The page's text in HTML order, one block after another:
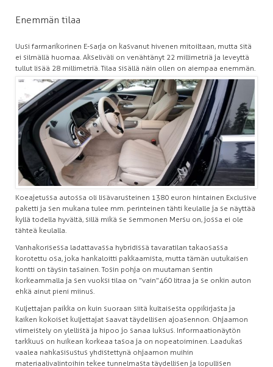
Enemmän tilaa
Uusi farmarikorinen E-sarja on kasvanut hivenen mitoiltaan, mutta sitä
ei silmällä huomaa. Akseliväli on venähtänyt 22 millimetriä ja leveyttä
tullut lisää 28 millimetriä. Tilaa sisällä näin ollen on aiempaa enemmän.
Koeajetussa autossa oli lisävarusteinen 1380 euron hintainen Exclusive
paketti ja sen mukana tulee mm. perinteinen tähti keulalle ja se näyttää
kyllä todella hyvältä, sillä mikä se semmonen Mersu on, jossa ei ole
tähteä keulalla.
Vanhakorisessa ladattavassa hybridissä tavaratilan takaosassa
korotettu osa, joka hankaloitti pakkaamista, mutta tämän uutukaisen
kontti on täysin tasainen. Tosin pohja on muutaman sentin
korkeammalla ja sen vuoksi tilaa on ”vain”460 litraa ja se onkin auton
ehkä ainut pieni miinus.
Kuljettajan paikka on kuin suoraan siitä kultaisesta oppikirjasta ja
kaiken kokoiset kuljettajat saavat täydellisen ajoasennon. Ohjaamon
viimeistely on ylellistä ja hipoo jo sanaa luksus. Informaationäytön
tarkkuus on huikean korkeaa tasoa ja on nopeatoiminen. Laadukas
vaalea nahkasisustus yhdistettynä ohjaamon muihin
materiaalivalintoihin tekee tunnelmasta täydellisen ja lopullisen